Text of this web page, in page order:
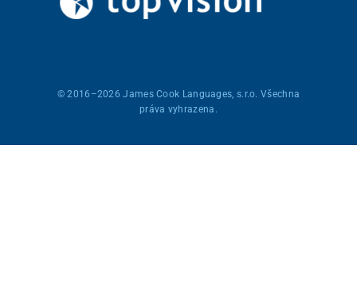
© 2016–2026James Cook Languages, s.r.o. Všechna
práva vyhrazena.